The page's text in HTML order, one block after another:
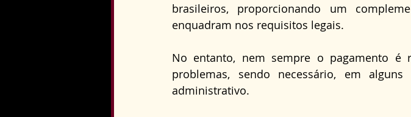
Direito Constitucional Direito Administrativo
brasileiros, proporcionando um
enquadram nos requisitos legais.
No entanto, nem sempre o pagamento é
problemas, sendo necessário, em
administrativo.